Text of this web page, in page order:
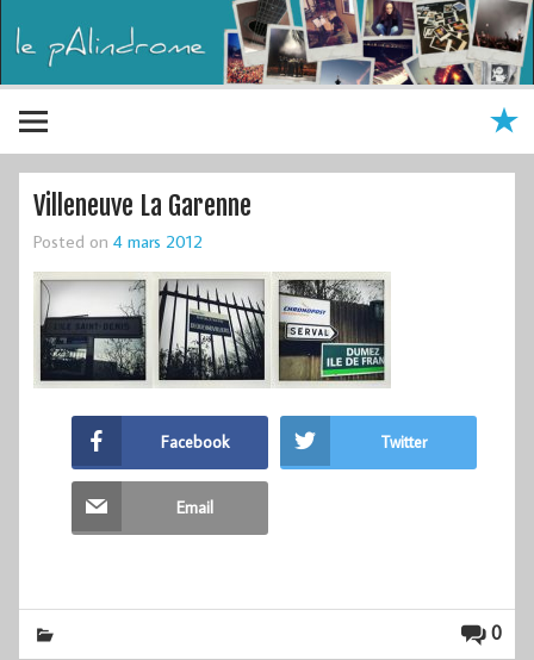
Villeneuve La Garenne
Posted on 4 mars 2012
Facebook Twitter
Email
0